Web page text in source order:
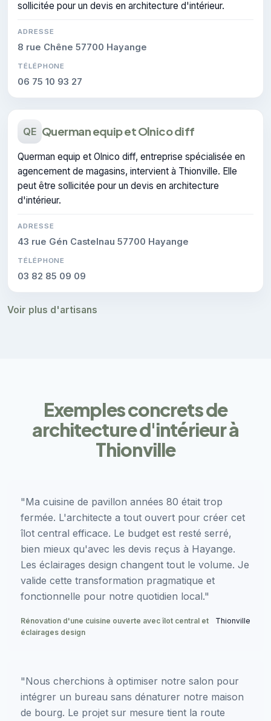
sollicitée pour un devis en architecture d'intérieur.
ADRESSE
8 rue Chêne 57700 Hayange
TÉLÉPHONE
06 75 10 93 27
QE Querman equip et Olnico diff
Querman equip et Olnico diff, entreprise spécialisée en
agencement de magasins, intervient à Thionville. Elle
peut être sollicitée pour un devis en architecture
d'intérieur.
ADRESSE
43 rue Gén Castelnau 57700 Hayange
TÉLÉPHONE
03 82 85 09 09
Voir plus d'artisans
Exemples concrets de
architecture d'intérieur à
Thionville
"Ma cuisine de pavillon années 80 était trop
fermée. L'architecte a tout ouvert pour créer cet
îlot central efficace. Le budget est resté serré,
bien mieux qu'avec les devis reçus à Hayange.
Les éclairages design changent tout le volume. Je
valide cette transformation pragmatique et
fonctionnelle pour notre quotidien local."
Rénovation d'une cuisine ouverte avec îlot central et
éclairages design
Thionville
"Nous cherchions à optimiser notre salon pour
intégrer un bureau sans dénaturer notre maison
de bourg. Le projet sur mesure tient la route